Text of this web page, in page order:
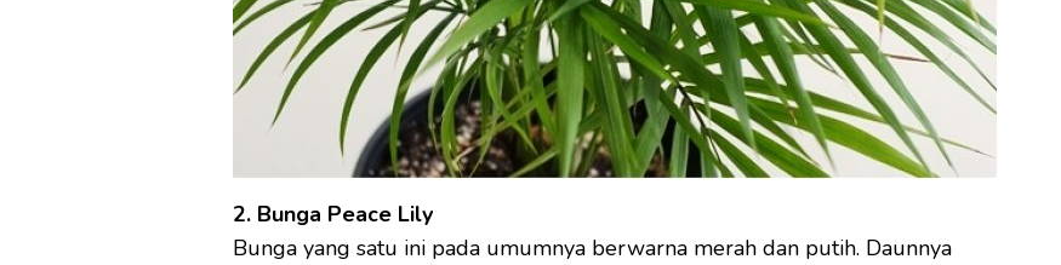
2. Bunga Peace Lily
Bunga yang satu ini pada umumnya berwarna merah dan putih. Daunnya